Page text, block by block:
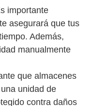
importante
asegurará que tus
Además,
manualmente
que almacenes
unidad de
contra daños